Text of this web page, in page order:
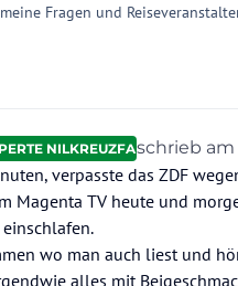
Fragen und
NILKREUZFAHRTENschrieb am
zuletzt
verpasste das ZDF
Magenta TV heute und
wo man auch liest und
alles mit